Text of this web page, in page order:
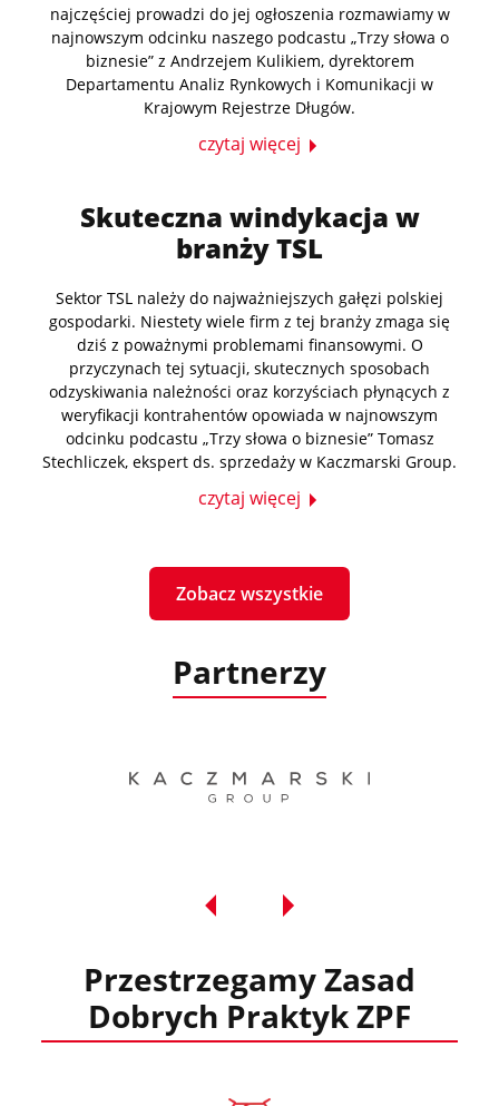
najczęściej prowadzi do jej ogłoszenia rozmawiamy w
najnowszym odcinku naszego podcastu „Trzy słowa o
biznesie” z Andrzejem Kulikiem, dyrektorem
Departamentu Analiz Rynkowych i Komunikacji w
Krajowym Rejestrze Długów.
czytaj więcej
Skuteczna windykacja w
branży TSL
Sektor TSL należy do najważniejszych gałęzi polskiej
gospodarki. Niestety wiele firm z tej branży zmaga się
dziś z poważnymi problemami finansowymi. O
przyczynach tej sytuacji, skutecznych sposobach
odzyskiwania należności oraz korzyściach płynących z
weryfikacji kontrahentów opowiada w najnowszym
odcinku podcastu „Trzy słowa o biznesie” Tomasz
Stechliczek, ekspert ds. sprzedaży w Kaczmarski Group.
czytaj więcej
Zobacz wszystkie
Partnerzy
Przestrzegamy Zasad
Dobrych Praktyk ZPF